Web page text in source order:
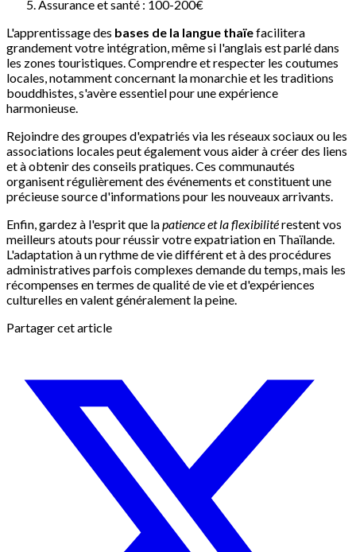
Assurance et santé : 100-200€
L'apprentissage des bases de la langue thaïefacilitera
grandement votre intégration, même si l'anglais est parlé dans
les zones touristiques. Comprendre et respecter les coutumes
locales, notamment concernant la monarchie et les traditions
bouddhistes, s'avère essentiel pour une expérience
harmonieuse.
Rejoindre des groupes d'expatriés via les réseaux sociaux ou les
associations locales peut également vous aider à créer des liens
et à obtenir des conseils pratiques. Ces communautés
organisent régulièrement des événements et constituent une
précieuse source d'informations pour les nouveaux arrivants.
Enfin, gardez à l'esprit que lapatience et la flexibilitérestent vos
meilleurs atouts pour réussir votre expatriation en Thaïlande.
L'adaptation à un rythme de vie différent et à des procédures
administratives parfois complexes demande du temps, mais les
récompenses en termes de qualité de vie et d'expériences
culturelles en valent généralement la peine.
Partager cet article